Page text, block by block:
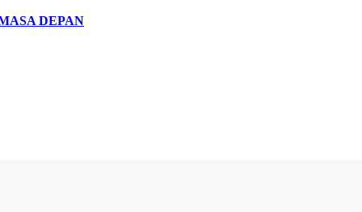
DEPAN